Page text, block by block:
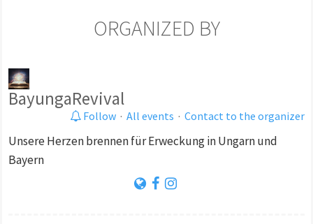
ORGANIZED BY
BayungaRevival
Follow · All events · Contact to the organizer
Unsere Herzen brennen für Erweckung in Ungarn und
Bayern